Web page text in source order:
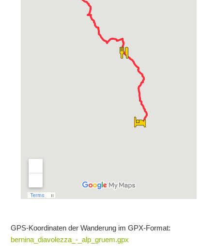
GPS-Koordinaten der Wanderung im GPX-Format:
bernina_diavolezza_-_alp_gruem.gpx